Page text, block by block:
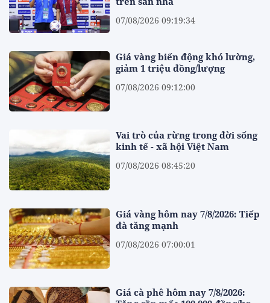
07/08/2026 09:19:34
Giá vàng biến động khó lường,
giảm 1 triệu đồng/lượng
07/08/2026 09:12:00
Vai trò của rừng trong đời sống
kinh tế - xã hội Việt Nam
07/08/2026 08:45:20
Giá vàng hôm nay 7/8/2026: Tiếp
đà tăng mạnh
07/08/2026 07:00:01
Giá cà phê hôm nay 7/8/2026: